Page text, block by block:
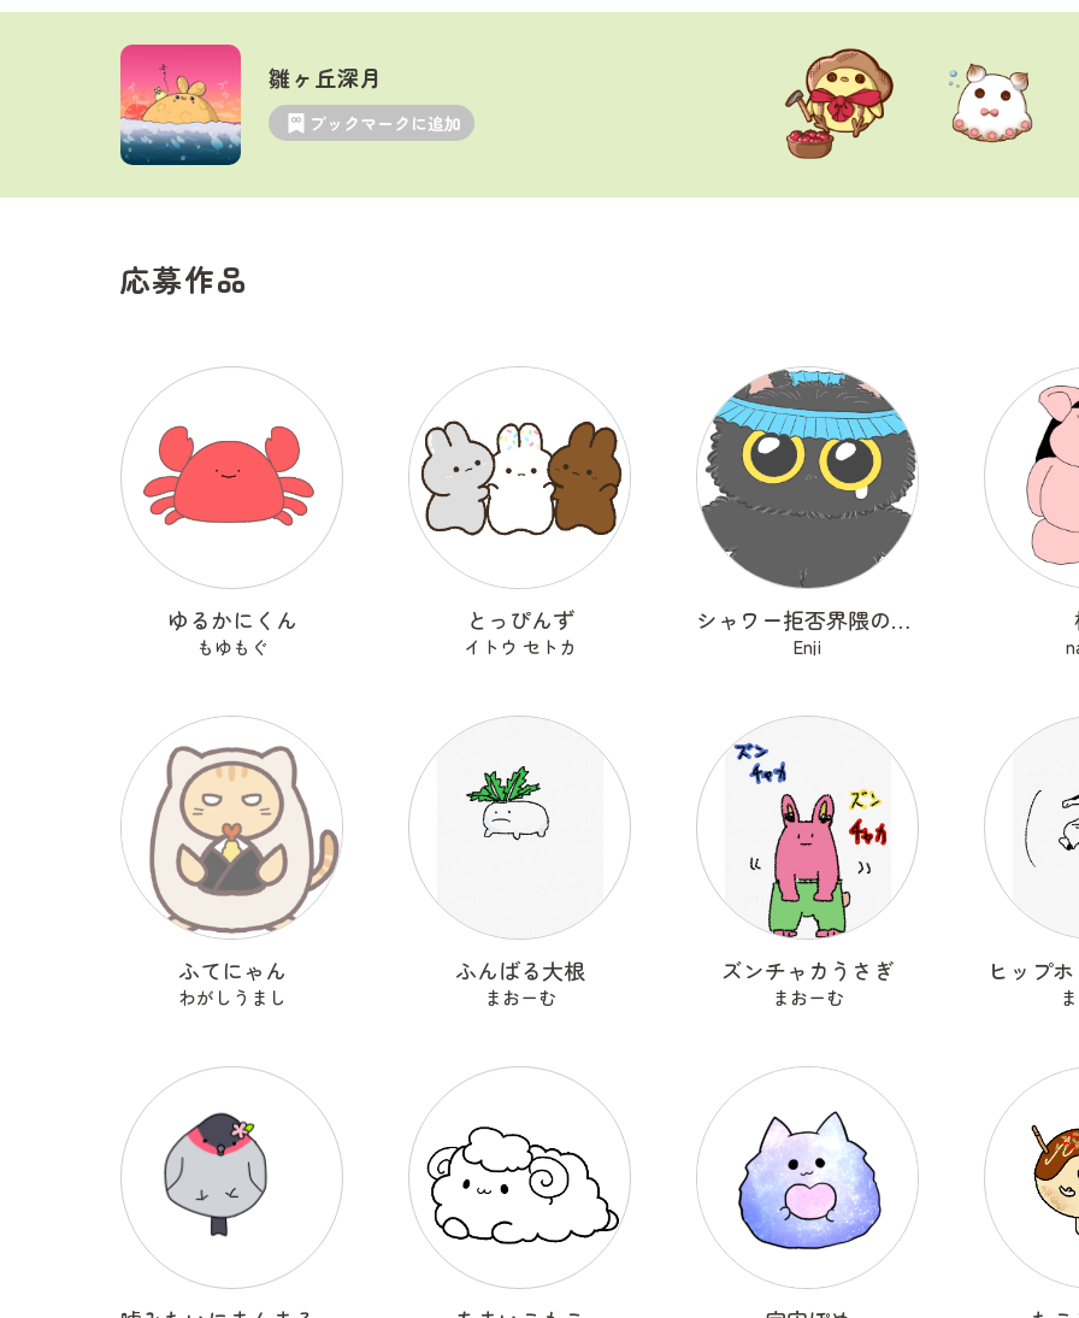
雛ヶ丘深月
ブックマークに追加
応募作品
ゆるかにくん
もゆもぐ
とっぴんず
イトウ セトカ
シャワー拒否界隈の子猫 ノワ
Enji
ふてにゃん
わがしうまし
ふんばる大根
まおーむ
ズンチャカうさぎ
まおーむ
ヒップ